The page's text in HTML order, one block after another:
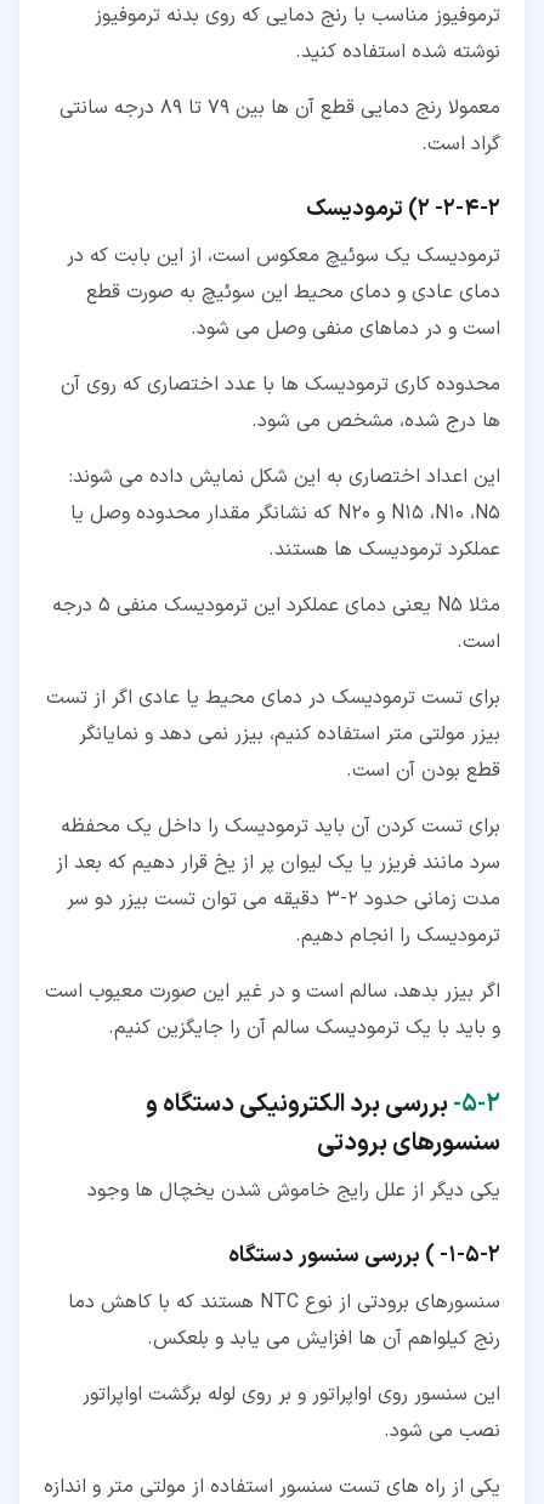
ترموفیوز مناسب با رنج دمایی که روی بدنه ترموفیوز
نوشته شده استفاده کنید.
معمولا رنج دمایی قطع آن ها بین 79 تا 89 درجه سانتی
گراد است.
۲‏-‏۴‏-‏۲‏- 2) ترمودیسک
ترمودیسک یک سوئیچ معکوس است، از این بابت که در
دمای عادی و دمای محیط این سوئیچ به صورت قطع
است و در دماهای منفی وصل می شود.
محدوده کاری ترمودیسک ها با عدد اختصاری که روی آن
ها درج شده، مشخص می شود.
این اعداد اختصاری به این شکل نمایش داده می شوند:
N15 ،N10 ،N5 و N20 که نشانگر مقدار محدوده وصل یا
عملکرد ترمودیسک ها هستند.
مثلا N5 یعنی دمای عملکرد این ترمودیسک منفی 5 درجه
است.
برای تست ترمودیسک در دمای محیط یا عادی اگر از تست
بیزر مولتی متر استفاده کنیم، بیزر نمی دهد و نمایانگر
قطع بودن آن است.
برای تست کردن آن باید ترمودیسک را داخل یک محفظه
سرد مانند فریزر یا یک لیوان پر از یخ قرار دهیم که بعد از
مدت زمانی حدود 2-3 دقیقه می توان تست بیزر دو سر
ترمودیسک را انجام دهیم.
اگر بیزر بدهد، سالم است و در غیر این صورت معیوب است
و باید با یک ترمودیسک سالم آن را جایگزین کنیم.
۲‏-‏۵‏-
بررسی برد الکترونیکی دستگاه و
سنسورهای برودتی
یکی دیگر از علل رایج خاموش شدن یخچال ها وجود
۲‏-‏۵‏-‏۱‏- ) بررسی سنسور دستگاه
سنسورهای برودتی از نوع NTC هستند که با کاهش دما
رنج کیلواهم آن ها افزایش می یابد و بلعکس.
این سنسور روی اواپراتور و بر روی لوله برگشت اواپراتور
نصب می شود.
یکی از راه های تست سنسور استفاده از مولتی متر و اندازه